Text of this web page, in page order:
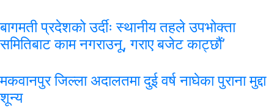
बागमती प्रदेशको उर्दीः स्थानीय तहले उपभोक्ता
समितिबाट काम नगराउनू, गराए बजेट काट्छौं’
मकवानपुर जिल्ला अदालतमा दुई वर्ष नाघेका पुराना मुद्दा
शून्य